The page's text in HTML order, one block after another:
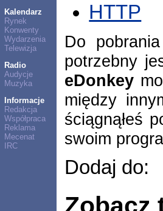
Kalendarz
Rynek
Konwenty
Wydarzenia
Telewizja
Radio
Audycje
Muzyka
Informacje
Redakcja
Współpraca
Reklama
Mecenat
IRC
HTTP
Do
potrzebny
eDonkey
między
ściągnąłeś
swoim
Dodaj do: